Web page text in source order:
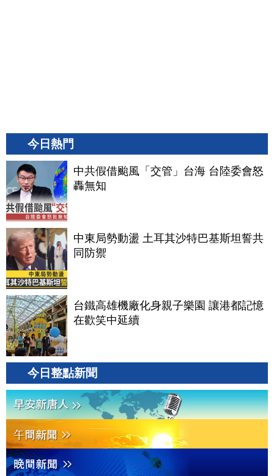
今日熱門
中共假借颱風「交管」台海 台陸委會怒
轟無知
中東局勢動盪 土耳其沙特巴基斯坦誓共
同防禦
台鐵高雄機廠化身親子樂園 讓港都記憶
在歡笑中延續
今日整點新聞